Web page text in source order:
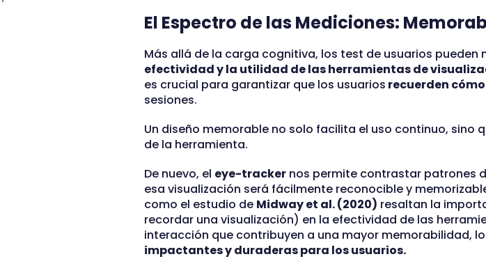
El Espectro de las Mediciones:
Más allá de la carga cognitiva, los test de usuarios
efectividad y la utilidad de las herramientas de
es crucial para garantizar que los usuarios recuerden
sesiones.
Un diseño memorable no solo facilita el uso continuo,
de la herramienta.
De nuevo, el eye-trackernos permite contrastar patrones
esa visualización será fácilmente reconocible y
como el estudio de Midway et al. (2020) resaltan la
recordar una visualización) en la efectividad de las
interacción que contribuyen a una mayor memorabilidad,
impactantes y duraderas para los usuarios.